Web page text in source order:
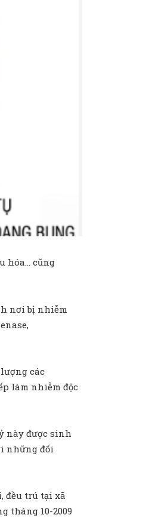
hóa… cũng
nơi bị nhiễm
các
làm nhiễm độc
này được sinh
những đối
đều trú tại xã
tháng 10-2009